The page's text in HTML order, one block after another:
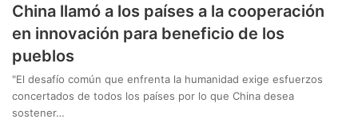
China llamó a los países a la cooperación
en innovación para beneficio de los
pueblos
"El desafío común que enfrenta la humanidad exige esfuerzos
concertados de todos los países por lo que China desea
sostener…